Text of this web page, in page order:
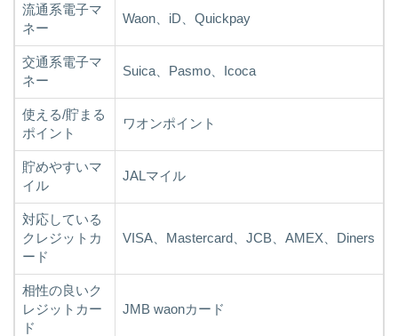
流通系電子マ
ネー
Waon、iD、Quickpay
交通系電子マ
ネー
Suica、Pasmo、Icoca
使える/貯まる
ポイント
ワオンポイント
貯めやすいマ
イル
JALマイル
対応している
クレジットカ
ード
VISA、Mastercard、JCB、AMEX、Diners
相性の良いク
レジットカー
ド
JMB waonカード